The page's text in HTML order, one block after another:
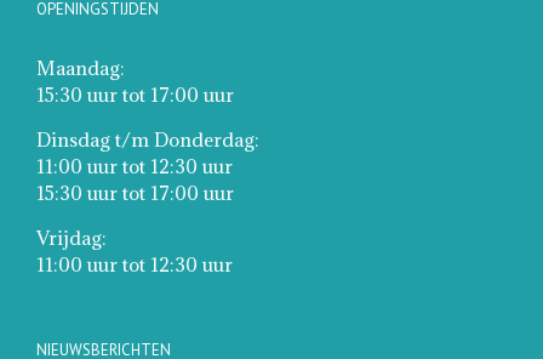
OPENINGSTIJDEN
Maandag:
15:30 uur tot 17:00 uur
Dinsdag t/m Donderdag:
11:00 uur tot 12:30 uur
15:30 uur tot 17:00 uur
Vrijdag:
11:00 uur tot 12:30 uur
NIEUWSBERICHTEN